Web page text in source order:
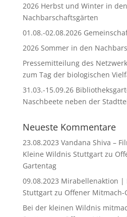
2026 Herbst und Winter in den
Nachbarschaftsgärten
01.08.-02.08.2026
2026 Sommer in den
Pressemitteilung des
zum Tag der biologischen
31.03.-15.09.26
Naschbeete neben der
Neueste Kommentare
23.08.2023 Vandana Shiva –
Kleine Wildnis Stuttgartzu
Gartentag
09.08.2023 Mirabellenaktion |
Stuttgartzu Offener Mitmach-
Bei der kleinen Wildnis